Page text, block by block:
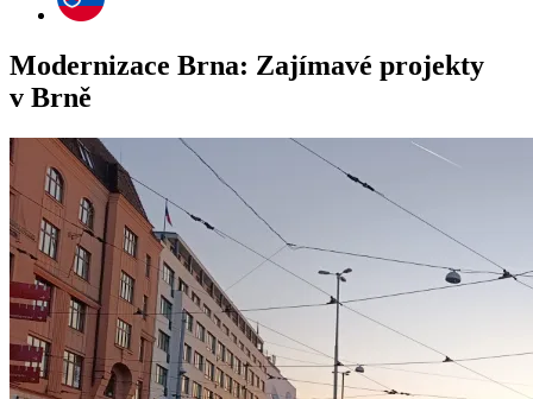
Modernizace Brna: Zajímavé projekty
v Brně